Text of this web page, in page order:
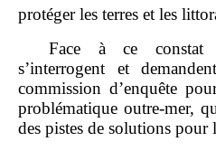
protéger les terres et les
Face à ce constat
s’interrogent et
commission d’enquête
problématique outre‑mer,
des pistes de solutions pour